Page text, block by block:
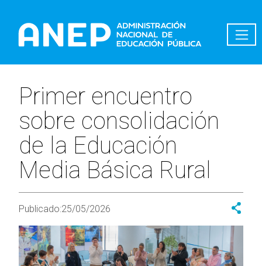
Primer encuentro
sobre consolidación
de la Educación
Media Básica Rural
Publicado:25/05/2026